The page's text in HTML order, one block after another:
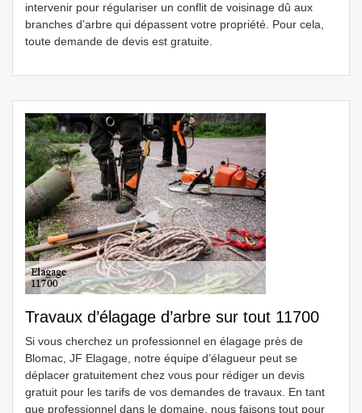
intervenir pour régulariser un conflit de voisinage dû aux
branches d’arbre qui dépassent votre propriété. Pour cela,
toute demande de devis est gratuite.
Travaux d’élagage d’arbre sur tout 11700
Si vous cherchez un professionnel en élagage près de
Blomac, JF Elagage, notre équipe d’élagueur peut se
déplacer gratuitement chez vous pour rédiger un devis
gratuit pour les tarifs de vos demandes de travaux. En tant
que professionnel dans le domaine, nous faisons tout pour